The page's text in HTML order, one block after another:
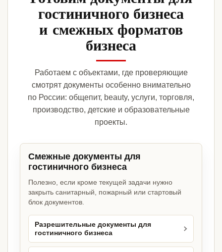
гостиничного бизнеса
и смежных форматов
бизнеса
Работаем с объектами, где проверяющие
смотрят документы особенно внимательно
по России: общепит, beauty, услуги, торговля,
производство, детские и образовательные
проекты.
Смежные документы для
гостиничного бизнеса
Полезно, если кроме текущей задачи нужно
закрыть санитарный, пожарный или стартовый
блок документов.
Разрешительные документы для
гостиничного бизнеса